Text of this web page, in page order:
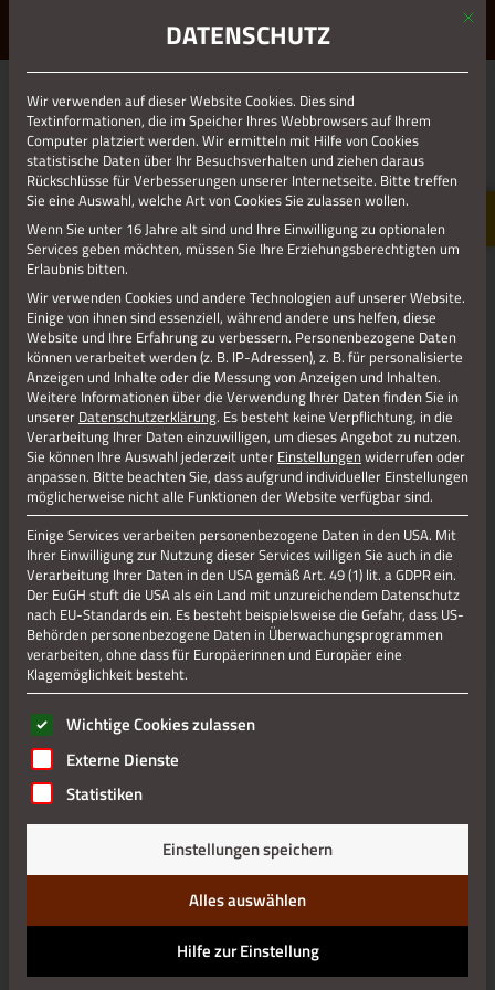
ERLEBE STOLBERG.ERLEBE DICH.
Datenschutz
Impressum
Mit
DATENSCHUTZ
Wir verwenden auf dieser Website Cookies. Dies sind
Textinformationen, die im Speicher Ihres Webbrowsers auf Ihrem
Computer platziert werden. Wir ermitteln mit Hilfe von Cookies
statistische Daten über Ihr Besuchsverhalten und ziehen daraus
Rückschlüsse für Verbesserungen unserer Internetseite. Bitte treffen
Sie eine Auswahl, welche Art von Cookies Sie zulassen wollen.
Wenn Sie unter 16 Jahre alt sind und Ihre Einwilligung zu optionalen
Services geben möchten, müssen Sie Ihre Erziehungsberechtigten um
Erlaubnis bitten.
Wir verwenden Cookies und andere Technologien auf unserer Website.
Einige von ihnen sind essenziell, während andere uns helfen, diese
Website und Ihre Erfahrung zu verbessern. Personenbezogene Daten
können verarbeitet werden (z. B. IP-Adressen), z. B. für personalisierte
Anzeigen und Inhalte oder die Messung von Anzeigen und Inhalten.
Weitere Informationen über die Verwendung Ihrer Daten finden Sie in
unserer Datenschutzerklärung. Es besteht keine Verpflichtung, in die
Verarbeitung Ihrer Daten einzuwilligen, um dieses Angebot zu nutzen.
Sie können Ihre Auswahl jederzeit unter Einstellungen widerrufen oder
anpassen. Bitte beachten Sie, dass aufgrund individueller Einstellungen
möglicherweise nicht alle Funktionen der Website verfügbar sind.
Einige Services verarbeiten personenbezogene Daten in den USA. Mit
Ihrer Einwilligung zur Nutzung dieser Services willigen Sie auch in die
Verarbeitung Ihrer Daten in den USA gemäß Art. 49 (1) lit. a GDPR ein.
Der EuGH stuft die USA als ein Land mit unzureichendem Datenschutz
nach EU-Standards ein. Es besteht beispielsweise die Gefahr, dass US-
Behörden personenbezogene Daten in Überwachungsprogrammen
verarbeiten, ohne dass für Europäerinnen und Europäer eine
Klagemöglichkeit besteht.
Es folgt eine Liste der Service-Gruppen, für die eine
Wichtige Cookies zulassen
Externe Dienste
Statistiken
Einstellungen speichern
Alles auswählen
Hilfe zur Einstellung